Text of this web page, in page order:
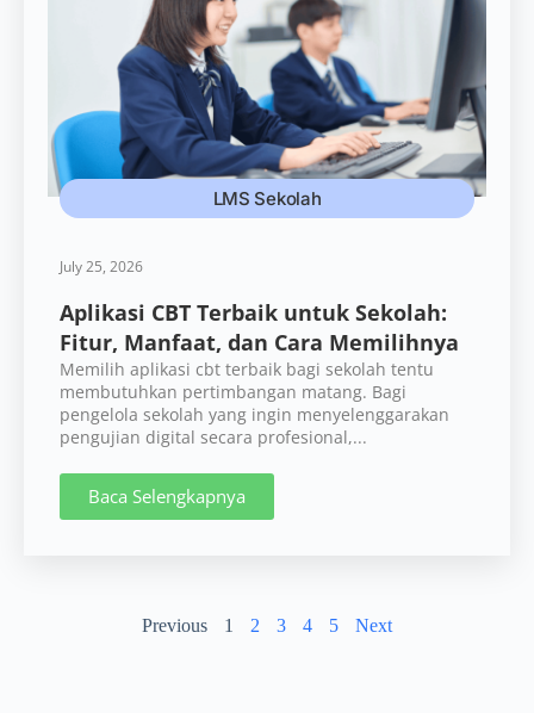
LMS Sekolah
July 25, 2026
Aplikasi CBT Terbaik untuk Sekolah:
Fitur, Manfaat, dan Cara Memilihnya
Memilih aplikasi cbt terbaik bagi sekolah tentu
membutuhkan pertimbangan matang. Bagi
pengelola sekolah yang ingin menyelenggarakan
pengujian digital secara profesional,...
Baca Selengkapnya
Previous 1 2 3 4 5 Next